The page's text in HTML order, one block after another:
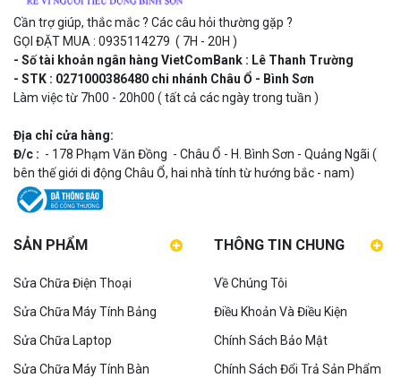
Cần trợ giúp, thắc mắc ? Các câu hỏi thường gặp ?
GỌI ĐẶT MUA : 0935114279 ( 7H - 20H )
- Số tài khoản ngân hàng VietComBank : Lê Thanh Trường
- STK : 0271000386480 chi nhánh Châu Ổ - Bình Sơn
Làm việc từ 7h00 - 20h00 ( tất cả các ngày trong tuần )
Địa chỉ cửa hàng:
Đ/c : - 178 Phạm Văn Đồng - Châu Ổ - H. Bình Sơn - Quảng Ngãi (
bên thế giới di động Châu Ổ, hai nhà tính từ hướng bắc - nam)
SẢN PHẨM
Sửa Chữa Điện Thoại
Sửa Chữa Máy Tính Bảng
Sửa Chữa Laptop
Sửa Chữa Máy Tính Bàn
THÔNG TIN CHUNG
Về Chúng Tôi
Điều Khoản Và Điều Kiện
Chính Sách Bảo Mật
Chính Sách Đổi Trả Sản Phẩm